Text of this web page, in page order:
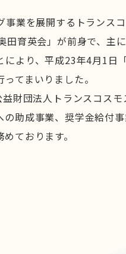
業を展開するトランス
田育英会」が前身で、主
により、平成23年4月1
てまいりました。
財団法人トランスコス
助成事業、奨学金給付
ております。